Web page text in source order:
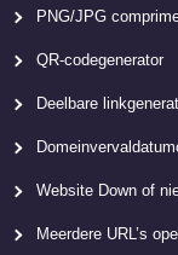
PNG/JPG
QR-codegenerator
Deelbare
Website Down of
Meerdere URL’s